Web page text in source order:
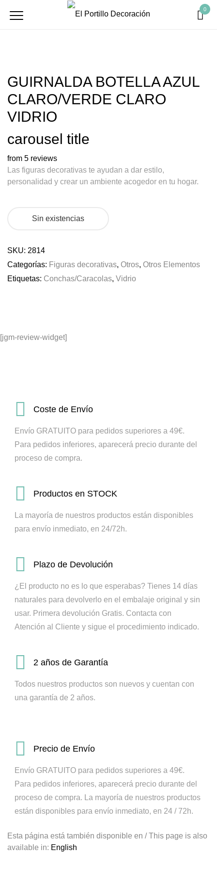
0
GUIRNALDA BOTELLA AZUL
CLARO/VERDE CLARO
VIDRIO
carousel title
from 5 reviews
Las figuras decorativas te ayudan a dar estilo,
personalidad y crear un ambiente acogedor en tu hogar.
Sin existencias
SKU: 2814
Categorías: Figuras decorativas, Otros, Otros Elementos
Etiquetas: Conchas/Caracolas, Vidrio
[jgm-review-widget]
Coste de Envío
Envío GRATUITO para pedidos superiores a 49€.
Para pedidos inferiores, aparecerá precio durante del
proceso de compra.
Productos en STOCK
La mayoría de nuestros productos están disponibles
para envío inmediato, en 24/72h.
Plazo de Devolución
¿El producto no es lo que esperabas? Tienes 14 días
naturales para devolverlo en el embalaje original y sin
usar. Primera devolución Gratis. Contacta con
Atención al Cliente y sigue el procedimiento indicado.
2 años de Garantía
Todos nuestros productos son nuevos y cuentan con
una garantía de 2 años.
Precio de Envío
Envío GRATUITO para pedidos superiores a 49€.
Para pedidos inferiores, aparecerá precio durante del
proceso de compra. La mayoría de nuestros productos
están disponibles para envío inmediato, en 24 / 72h.
Esta página está también disponible en / This page is also
available in: English